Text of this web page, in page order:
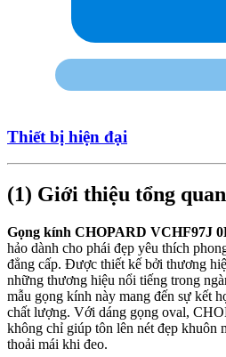
Thiết bị hiện đại
(1) Giới thiệu tổng quan
Gọng kính CHOPARD VCHF97J
hảo dành cho phái đẹp yêu thích
đẳng cấp. Được thiết kế bởi thương
những thương hiệu nổi tiếng trong
mẫu gọng kính này mang đến sự kết
chất lượng. Với dáng gọng oval,
không chỉ giúp tôn lên nét đẹp khuôn
thoải mái khi đeo.